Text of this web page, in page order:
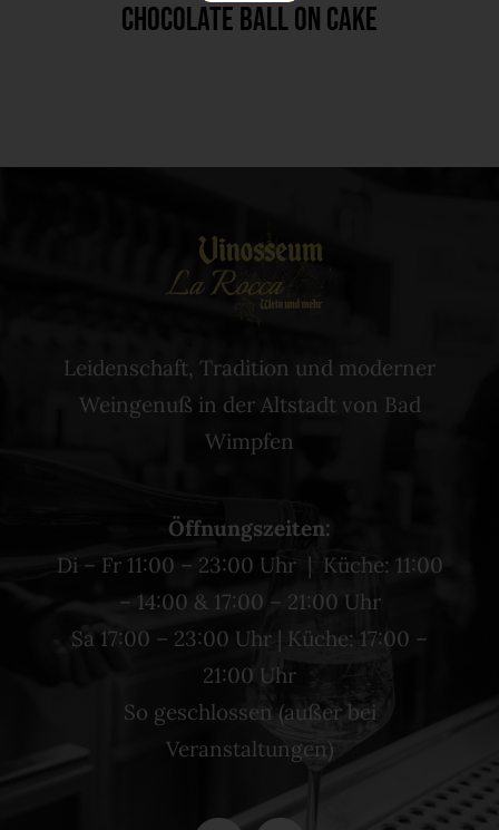
Chocolate Ball On Cake
Leidenschaft, Tradition und moderner
Weingenuß in der Altstadt von Bad
Wimpfen
Öffnungszeiten:
Di – Fr 11:00 – 23:00 Uhr | Küche: 11:00
– 14:00 & 17:00 – 21:00 Uhr
Sa 17:00 – 23:00 Uhr | Küche: 17:00 –
21:00 Uhr
So geschlossen (außer bei
Veranstaltungen)